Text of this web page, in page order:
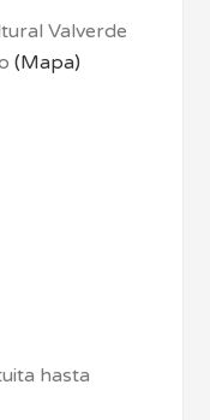
Valverde
(Mapa)
hasta